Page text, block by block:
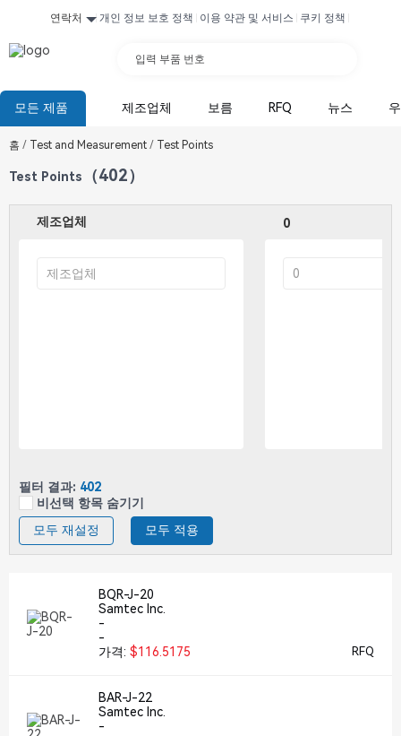
연락처 개인 정보 보호 정책 이용 약관 및 서비스 쿠키 정책
입력 부품 번호
모든 제품 제조업체 보름 RFQ 뉴스
홈 / Test and Measurement / Test Points
Test Points （402）
제조업체 0
필터 결과: 402
비선택 항목 숨기기
모두 재설정
모두 적용
BQR-J-20
Samtec Inc.
-
-
가격: $116.5175 RFQ
BAR-J-22
Samtec Inc.
-